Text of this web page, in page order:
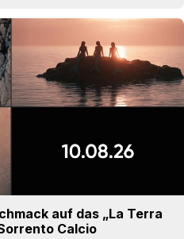
auf das „La Terra
Calcio